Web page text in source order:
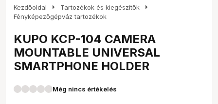
Kezdőoldal arrow_right Tartozékok és kiegészítők arrow_right
Fényképezőgépváz tartozékok
KUPO KCP-104 CAMERA
MOUNTABLE UNIVERSAL
SMARTPHONE HOLDER
Még nincs értékelés